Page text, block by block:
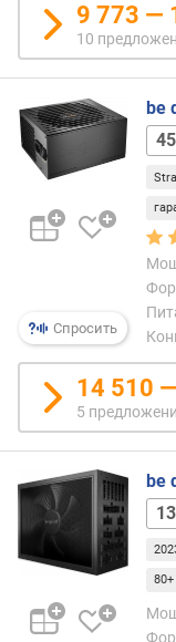
т
в
у
п
р
е
л
ж
е
м
о
щ
н
о
с
т
ь
(
т
9 773 —
10
Спросить
be
14 510
5
be